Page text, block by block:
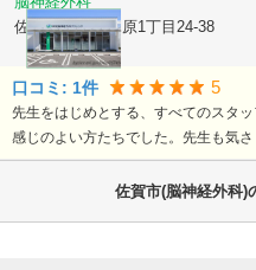
佐賀県佐賀市木原1丁目24-38
口コミ: 1件 5
先生をはじめとする、すべてのスタ
感じのよい方たちでした。先生も気さ
佐賀市(脳神経外科)